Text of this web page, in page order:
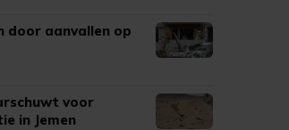
door aanvallen op
voor
in Jemen